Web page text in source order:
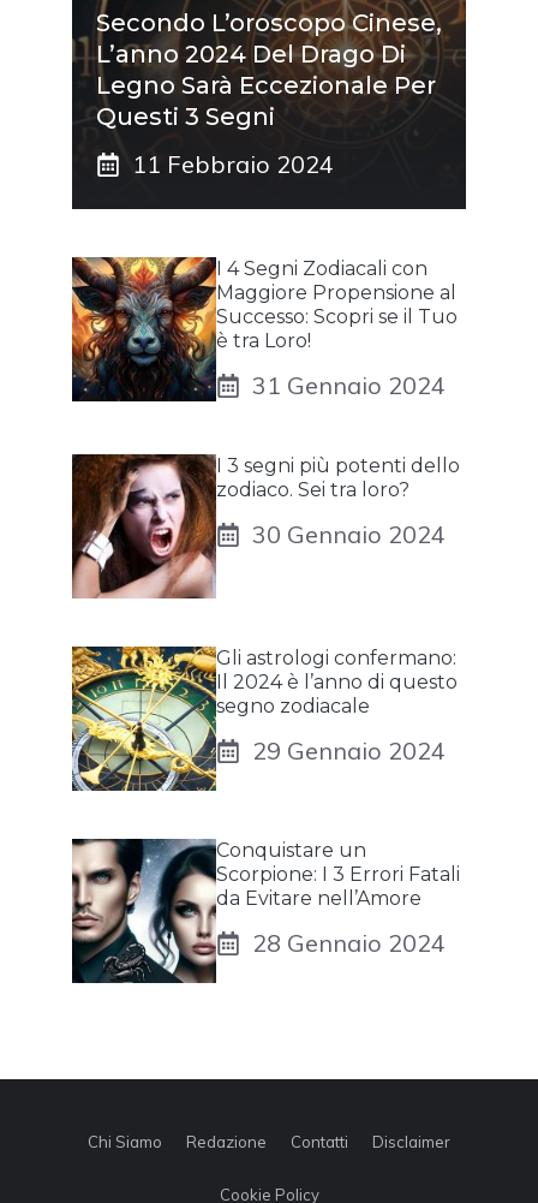
Secondo L’oroscopo Cinese,
L’anno 2024 Del Drago Di
Legno Sarà Eccezionale Per
Questi 3 Segni
11 Febbraio 2024
I 4 Segni Zodiacali con
Maggiore Propensione al
Successo: Scopri se il Tuo
è tra Loro!
31 Gennaio 2024
I 3 segni più potenti dello
zodiaco. Sei tra loro?
30 Gennaio 2024
Gli astrologi confermano:
Il 2024 è l’anno di questo
segno zodiacale
29 Gennaio 2024
Conquistare un
Scorpione: I 3 Errori Fatali
da Evitare nell’Amore
28 Gennaio 2024
Chi Siamo Redazione Contatti Disclaimer
Cookie Policy